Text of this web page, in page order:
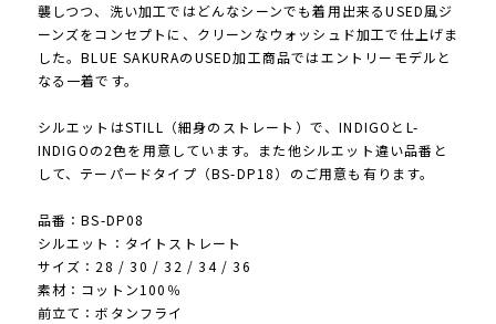
襲しつつ、洗い加工ではどんなシーンでも着用出来るUSED風ジ
ーンズをコンセプトに、クリーンなウォッシュド加工で仕上げま
した。BLUE SAKURAのUSED加工商品ではエントリーモデルと
なる一着です。
シルエットはSTILL（細身のストレート）で、INDIGOとL-
INDIGOの2色を用意しています。また他シルエット違い品番と
して、テーパードタイプ（BS-DP18）のご用意も有ります。
品番：BS-DP08
シルエット：タイトストレート
サイズ：28 / 30 / 32 / 34 / 36
素材：コットン100％
前立て：ボタンフライ